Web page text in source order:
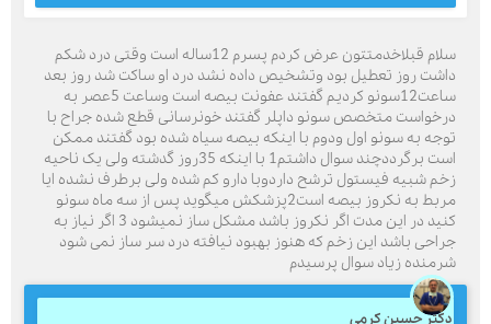
سلام قبلاخدمتتون عرض کردم پسرم 12ساله است وقتی درد شکم
داشت روز تعطیل بود وتشخیص داده نشد درد او ساکت شد روز بعد
ساعت12سونو کردیم گفتند عفونت بیصه است وساعت 5عصر به
درخواست متخصص سونو داپلر گفتند خونرسانی قطع شده جراح با
توجه به سونو اول ودوم با اینکه بیصه سیاه شده بود گفتند ممکن
است برگرددچند سوال داشتم1 با اینکه 35روز گدشته ولی یک ناحیه
زخم شبیه فیستول ترشح داردوبا دارو کم شده ولی برطرف نشده ایا
مربط به نکروز بیصه است2پزشکش میگوید پس از سه ماه سونو
کنید در این مدت اگر نکروز باشد مشکل ساز نمیشود 3 اگر نیاز به
جراحی باشد این زخم که هنوز بهبود نیافته درد سر ساز نمی شود
شرمنده زیاد سوال پرسیدم
دکتر حسین کرمی